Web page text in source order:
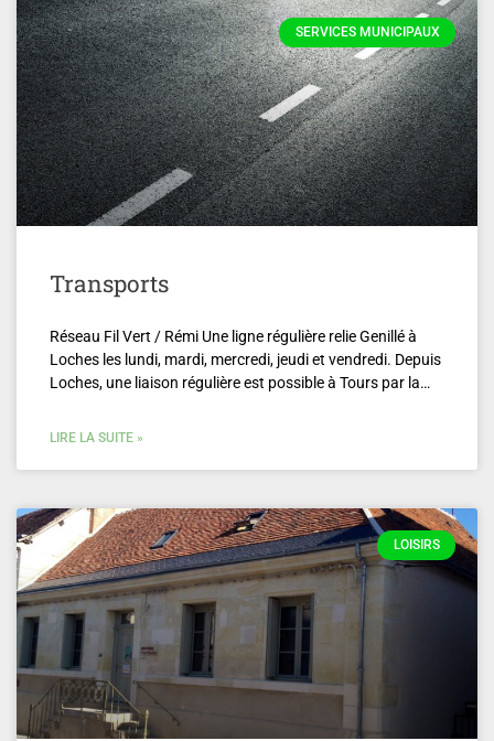
SERVICES MUNICIPAUX
Transports
Réseau Fil Vert / Rémi Une ligne régulière relie Genillé à
Loches les lundi, mardi, mercredi, jeudi et vendredi. Depuis
Loches, une liaison régulière est possible à Tours par la…
LIRE LA SUITE »
LOISIRS